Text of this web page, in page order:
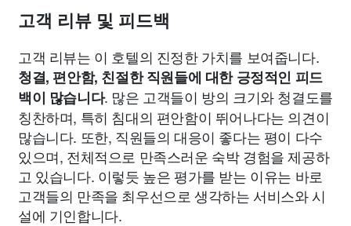
고객 리뷰 및 피드백
고객 리뷰는 이 호텔의 진정한 가치를 보여줍니다.
청결, 편안함, 친절한 직원들에 대한 긍정적인 피드
백이 많습니다. 많은 고객들이 방의 크기와 청결도를
칭찬하며, 특히 침대의 편안함이 뛰어나다는 의견이
많습니다. 또한, 직원들의 대응이 좋다는 평이 다수
있으며, 전체적으로 만족스러운 숙박 경험을 제공하
고 있습니다. 이렇듯 높은 평가를 받는 이유는 바로
고객들의 만족을 최우선으로 생각하는 서비스와 시
설에 기인합니다.